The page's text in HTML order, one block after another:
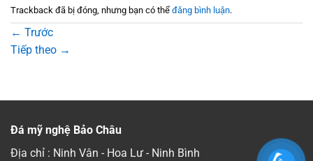
Trackback đã bị đóng, nhưng bạn có thể đăng bình luận.
← Trước
Tiếp theo →
Đá mỹ nghệ Bảo Châu
Địa chỉ : Ninh Vân - Hoa Lư - Ninh Bình